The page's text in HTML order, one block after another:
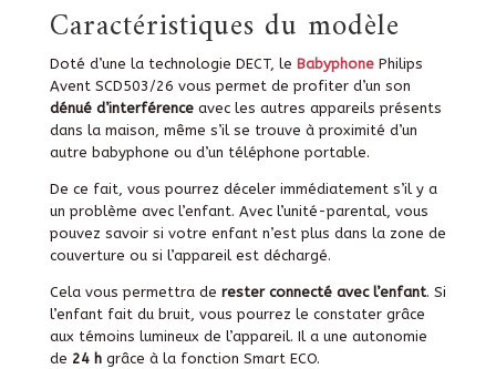
Caractéristiques du modèle
Doté d’une la technologie DECT, le BabyphonePhilips
Avent SCD503/26 vous permet de profiter d’un son
dénué d’interférenceavec les autres appareils présents
dans la maison, même s’il se trouve à proximité d’un
autre babyphone ou d’un téléphone portable.
De ce fait, vous pourrez déceler immédiatement s’il y a
un problème avec l’enfant. Avec l’unité-parental, vous
pouvez savoir si votre enfant n’est plus dans la zone de
couverture ou si l’appareil est déchargé.
Cela vous permettra de rester connecté avec l’enfant. Si
l’enfant fait du bruit, vous pourrez le constater grâce
aux témoins lumineux de l’appareil. Il a une autonomie
de 24 hgrâce à la fonction Smart ECO.